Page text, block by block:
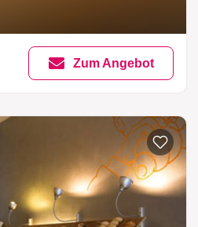
Zum Angebot